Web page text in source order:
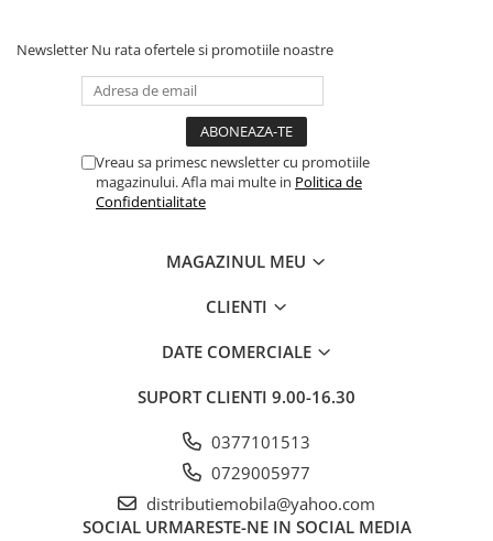
Newsletter Nu rata ofertele si promotiile noastre
Vreau sa primesc newsletter cu promotiile
magazinului. Afla mai multe in Politica de
Confidentialitate
MAGAZINUL MEU
CLIENTI
DATE COMERCIALE
SUPORT CLIENTI 9.00-16.30
0377101513
0729005977
distributiemobila@yahoo.com
SOCIAL URMARESTE-NE IN SOCIAL MEDIA